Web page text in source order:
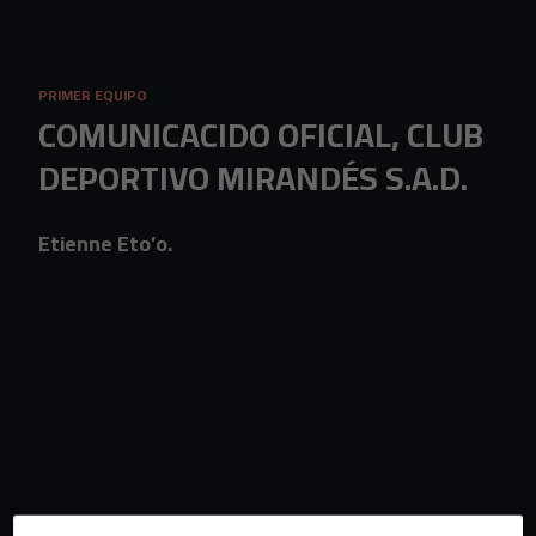
PRIMER EQUIPO
COMUNICACIDO OFICIAL, CLUB
DEPORTIVO MIRANDÉS S.A.D.
Etienne Eto’o.